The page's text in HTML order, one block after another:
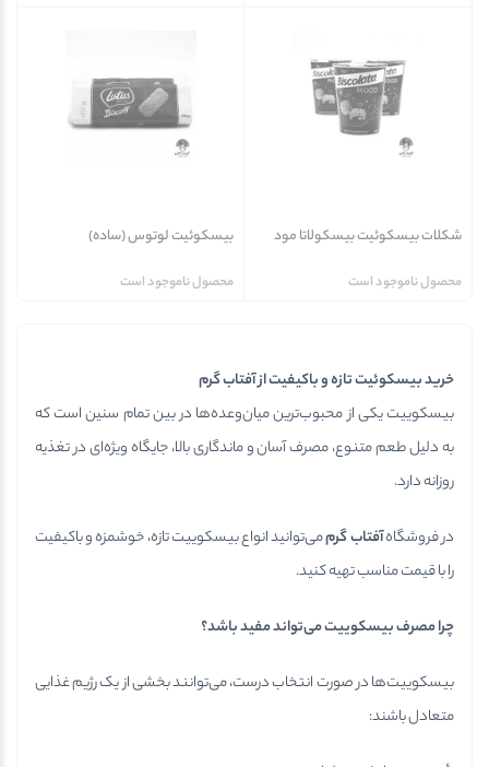
شکلات بیسکوئیت بیسکولاتا مود
محصول ناموجود است
بیسکوئیت لوتوس (ساده)
محصول ناموجود است
خرید بیسکوئیت تازه و باکیفیت از آفتاب گرم
بیسکوییت یکی از محبوب‌ترین میان‌وعده‌ها در بین تمام سنین است که
به دلیل طعم متنوع، مصرف آسان و ماندگاری بالا، جایگاه ویژه‌ای در تغذیه
روزانه دارد.
در فروشگاهآفتاب گرممی‌توانید انواع بیسکوییت تازه، خوشمزه و باکیفیت
را با قیمت مناسب تهیه کنید.
چرا مصرف بیسکوییت می‌تواند مفید باشد؟
بیسکوییت‌ها در صورت انتخاب درست، می‌توانند بخشی از یک رژیم غذایی
متعادل باشند: